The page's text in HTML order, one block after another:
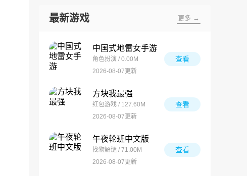
最新游戏 更多 →
中国式地雷女手游
角色扮演 / 0.00M
2026-08-07更新
查看
方块我最强
红包游戏 / 127.60M
2026-08-07更新
查看
午夜轮班中文版
找物解谜 / 71.00M
2026-08-07更新
查看